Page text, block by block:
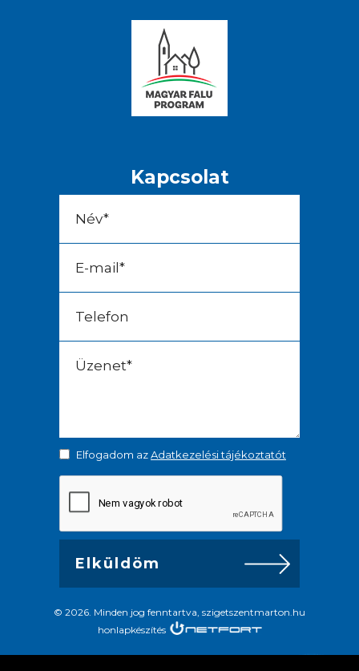
Kapcsolat
Elfogadom azAdatkezelési tájékoztatót
© 2026. Minden jog fenntartva, szigetszentmarton.hu
honlapkészítés